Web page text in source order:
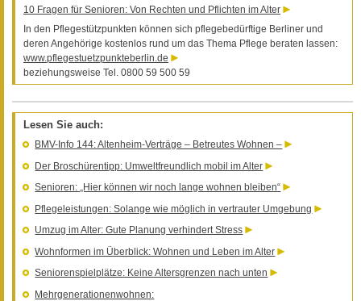
10 Fragen für Senioren: Von Rechten und Pflichten im Alter
In den Pflegestützpunkten können sich pflegebedürftige Berliner und
deren Angehörige kostenlos rund um das Thema Pflege beraten lassen:
www.pflegestuetzpunkteberlin.de
beziehungsweise Tel. 0800 59 500 59
Lesen Sie auch:
BMV-Info 144: Altenheim-Verträge – Betreutes Wohnen –
Der Broschürentipp: Umweltfreundlich mobil im Alter
Senioren: „Hier können wir noch lange wohnen bleiben“
Pflegeleistungen: Solange wie möglich in vertrauter Umgebung
Umzug im Alter: Gute Planung verhindert Stress
Wohnformen im Überblick: Wohnen und Leben im Alter
Seniorenspielplätze: Keine Altersgrenzen nach unten
Mehrgenerationenwohnen: